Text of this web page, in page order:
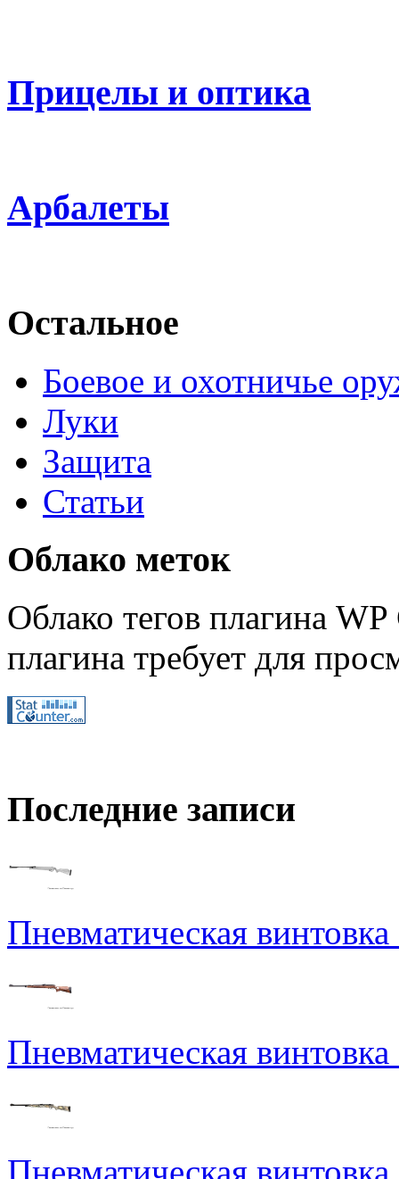
Прицелы и оптика
Арбалеты
Остальное
Боевое и охотничье
Луки
Защита
Статьи
Облако меток
Облако тегов плагина
плагина требует для
Последние записи
Пневматическая
Пневматическая